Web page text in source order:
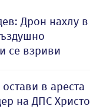
Дрон нахлу в
се взриви
в ареста
на ДПС Христо